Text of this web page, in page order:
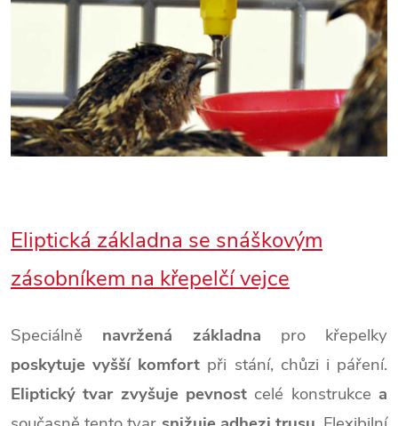
Eliptická základna se snáškovým
zásobníkem na křepelčí vejce
Speciálně navržená základna pro křepelky
poskytuje vyšší komfort při stání, chůzi i páření.
Eliptický tvar zvyšuje pevnost celé konstrukce a